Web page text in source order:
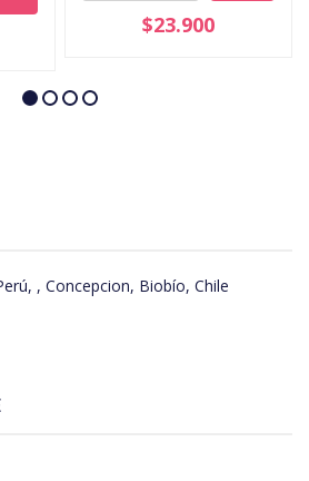
$23.900
, Concepcion, Biobío, Chile